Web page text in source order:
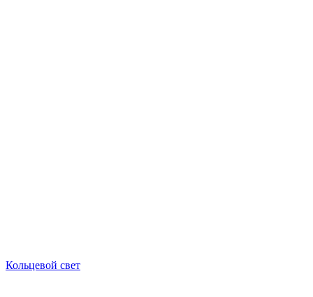
Кольцевой свет